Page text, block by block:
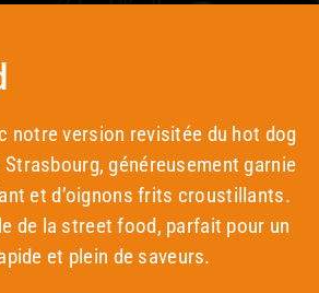
notre version revisitée du hot dog
généreusement garnie
et d’oignons frits croustillants.
de la street food, parfait pour un
et plein de saveurs.